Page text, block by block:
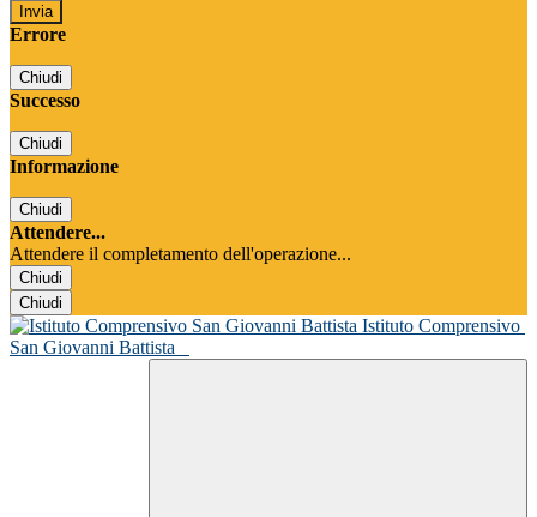
Errore
Chiudi
Successo
Chiudi
Informazione
Chiudi
Attendere...
Attendere il completamento dell'operazione...
Chiudi
Chiudi
Istituto Comprensivo
San Giovanni Battista